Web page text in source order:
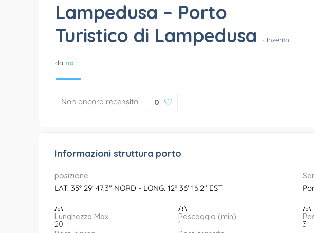
Lampedusa – Porto
Turistico di Lampedusa
- Inserito
da no
Non ancora recensito 0
Informazioni struttura porto
posizione
LAT. 35° 29' 47.3" NORD - LONG. 12° 36' 16.2" EST
Lunghezza Max
20
Pescaggio (min)
1
3